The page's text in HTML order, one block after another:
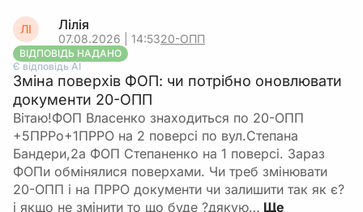
ЛІ Лілія
07.08.2026 | 14:5320-ОПП
ВІДПОВІДЬ НАДАНО
Є відповідь АІ
Зміна поверхів ФОП: чи потрібно оновлювати
документи 20-ОПП
Вітаю!ФОП Власенко знаходиться по 20-ОПП
+5ПРРо+1ПРРО на 2 поверсі по вул.Степана
Бандери,2а ФОП Степаненко на 1 поверсі. Зараз
ФОПи обмінялися поверхами. Чи треб змінювати
20-ОПП і на ПРРО документи чи залишити так як є?
і якщо не змінити то що буде ?дякую…